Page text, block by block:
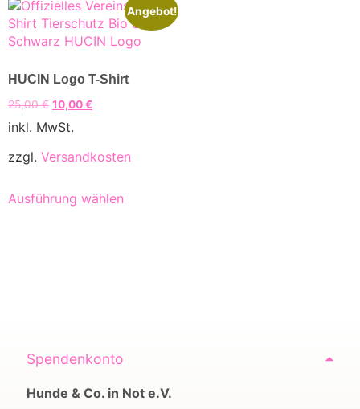
Angebot!
HUCIN Logo T-Shirt
25,00€ 10,00€
inkl. MwSt.
zzgl. Versandkosten
Ausführung wählen
Spendenkonto
Hunde & Co. in Not e.V.